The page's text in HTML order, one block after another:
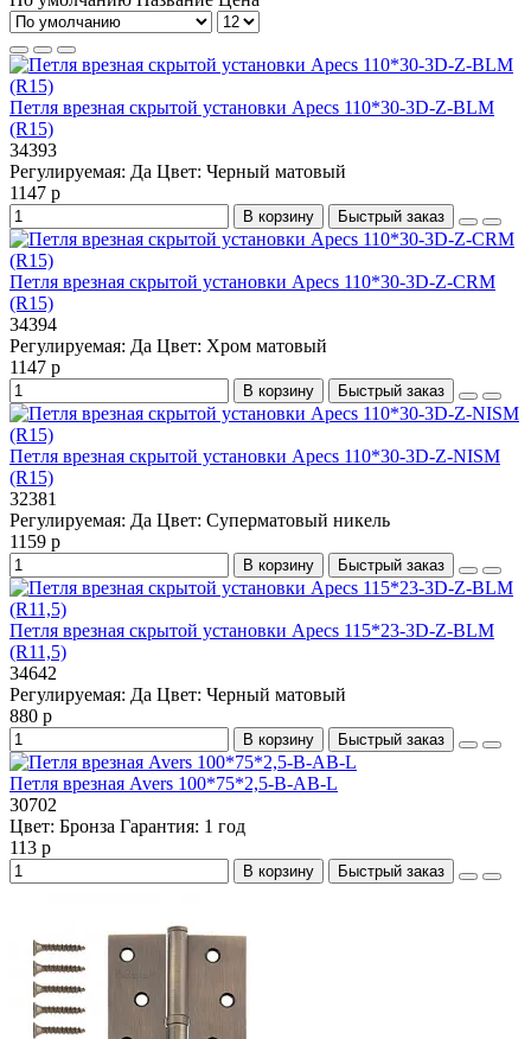
Петля врезная скрытой установки Apecs 110*30-3D-Z-BLM
(R15)
34393
Регулируемая: Да Цвет: Черный матовый
1147 р
В корзину Быстрый заказ
Петля врезная скрытой установки Apecs 110*30-3D-Z-CRM
(R15)
34394
Регулируемая: Да Цвет: Хром матовый
1147 р
В корзину Быстрый заказ
Петля врезная скрытой установки Apecs 110*30-3D-Z-NISM
(R15)
32381
Регулируемая: Да Цвет: Суперматовый никель
1159 р
В корзину Быстрый заказ
Петля врезная скрытой установки Apecs 115*23-3D-Z-BLM
(R11,5)
34642
Регулируемая: Да Цвет: Черный матовый
880 р
В корзину Быстрый заказ
Петля врезная Avers 100*75*2,5-B-AB-L
30702
Цвет: Бронза Гарантия: 1 год
113 р
В корзину Быстрый заказ